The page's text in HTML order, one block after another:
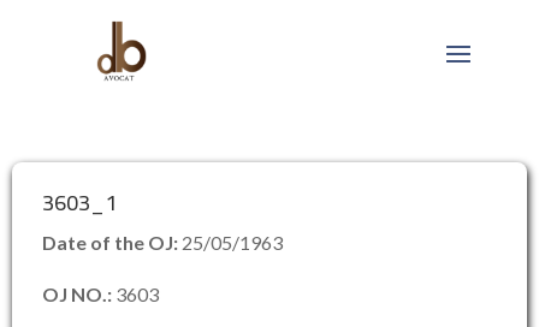
3603_1
Date of the OJ: 25/05/1963
OJ NO.: 3603